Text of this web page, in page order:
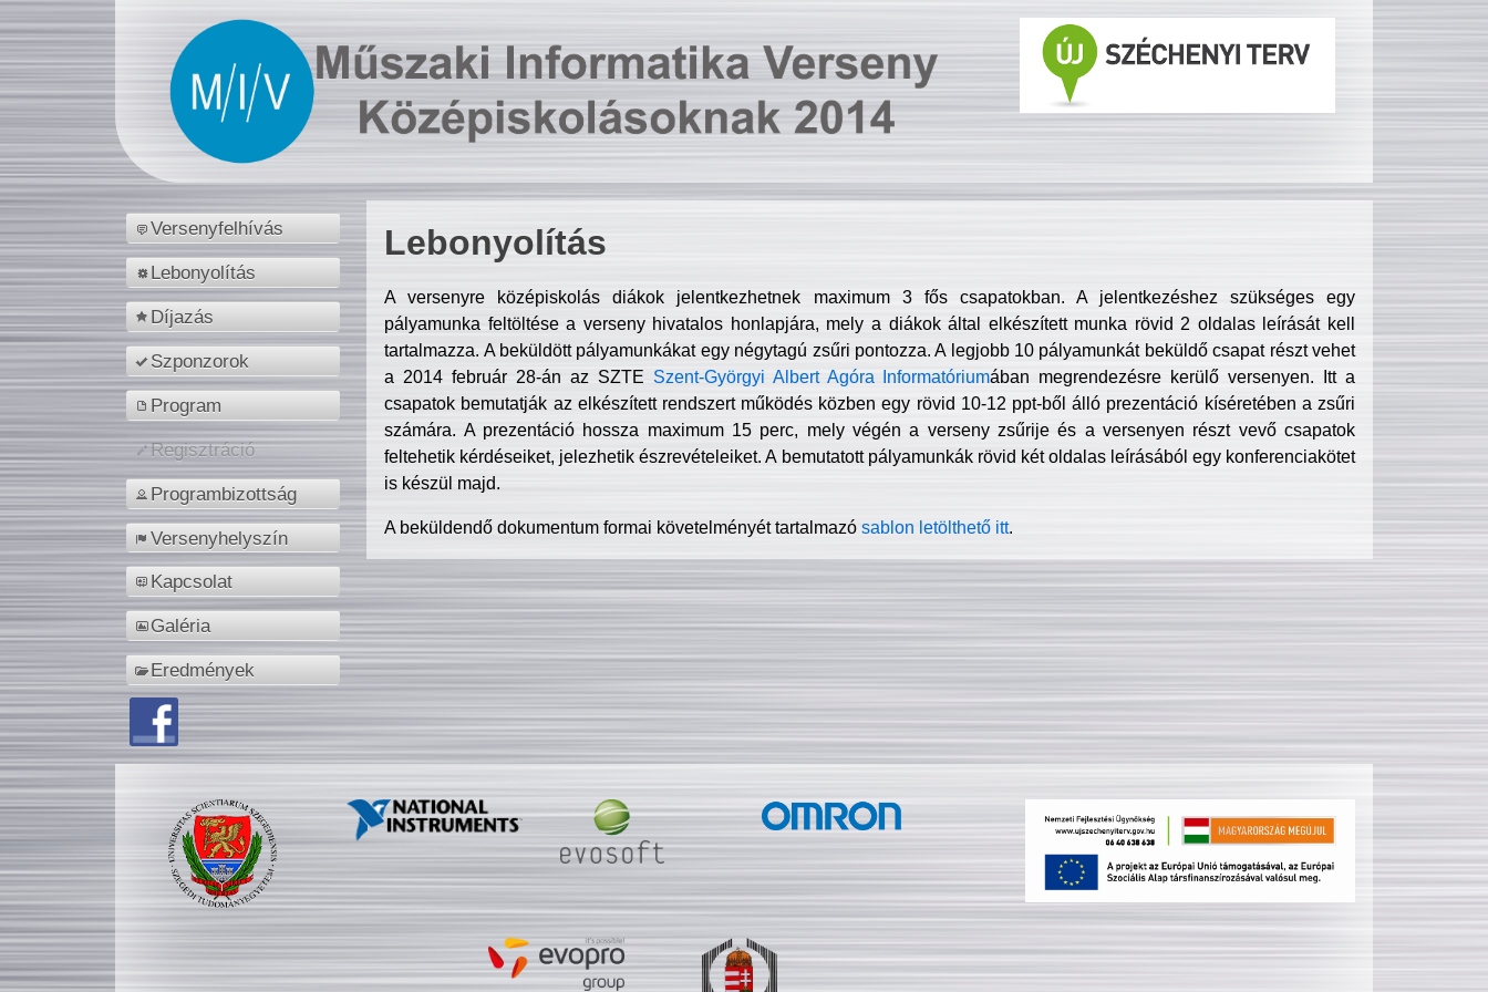
Versenyfelhívás
Lebonyolítás
Díjazás
Szponzorok
Program
Regisztráció
Programbizottság
Versenyhelyszín
Kapcsolat
Galéria
Eredmények
Lebonyolítás
A versenyre középiskolás diákok jelentkezhetnek maximum 3 fős csapatokban. A jelentkezéshez szükséges egy
pályamunka feltöltése a verseny hivatalos honlapjára, mely a diákok által elkészített munka rövid 2 oldalas leírását kell
tartalmazza. A beküldött pályamunkákat egy négytagú zsűri pontozza. A legjobb 10 pályamunkát beküldő csapat részt vehet
a 2014 február 28-án az SZTE Szent-Györgyi Albert Agóra Informatóriumában megrendezésre kerülő versenyen. Itt a
csapatok bemutatják az elkészített rendszert működés közben egy rövid 10-12 ppt-ből álló prezentáció kíséretében a zsűri
számára. A prezentáció hossza maximum 15 perc, mely végén a verseny zsűrije és a versenyen részt vevő csapatok
feltehetik kérdéseiket, jelezhetik észrevételeiket. A bemutatott pályamunkák rövid két oldalas leírásából egy konferenciakötet
is készül majd.
A beküldendő dokumentum formai követelményét tartalmazósablon letölthető itt.